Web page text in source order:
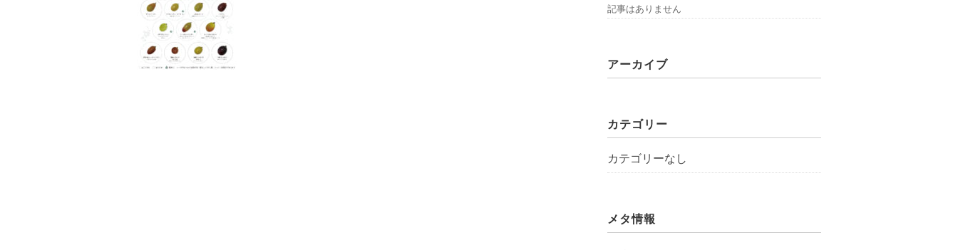
記事はありません
アーカイブ
カテゴリー
カテゴリーなし
メタ情報